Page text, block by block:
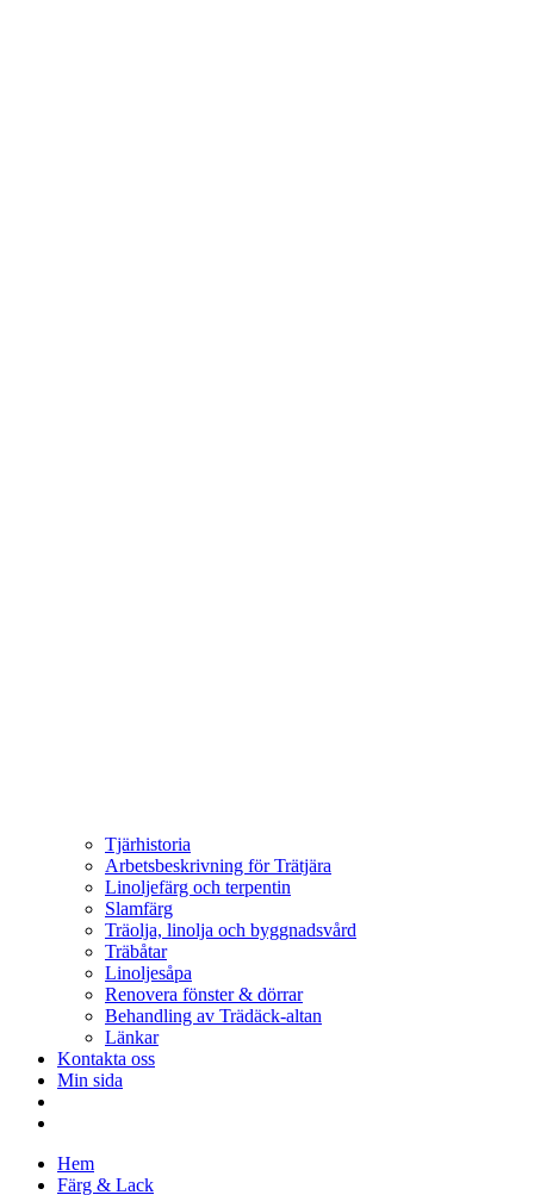
Tjärhistoria
Arbetsbeskrivning för Trätjära
Linoljefärg och terpentin
Slamfärg
Träolja, linolja och byggnadsvård
Träbåtar
Linoljesåpa
Renovera fönster & dörrar
Behandling av Trädäck-altan
Länkar
Kontakta oss
Min sida
Hem
Färg & Lack